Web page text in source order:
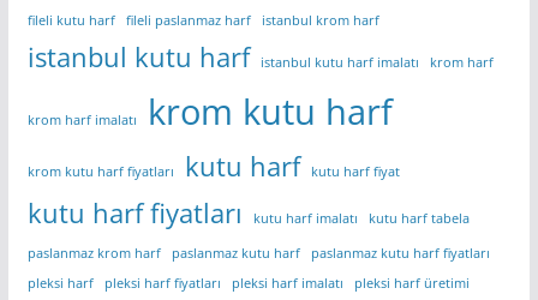
fileli kutu harf fileli paslanmaz harf istanbul krom harf
istanbul kutu harf istanbul kutu harf imalatı krom harf
krom harf imalatı krom kutu harf
krom kutu harf fiyatları kutu harf kutu harf fiyat
kutu harf fiyatları kutu harf imalatı kutu harf tabela
paslanmaz krom harf paslanmaz kutu harf
paslanmaz kutu harf fiyatları
pleksi harf
pleksi harf fiyatları pleksi harf imalatı pleksi harf üretimi